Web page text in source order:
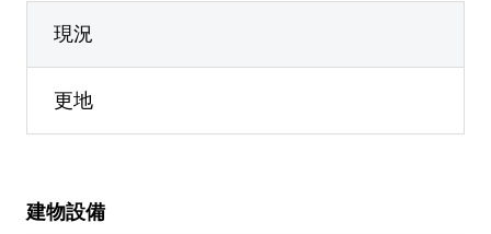
現況
更地
建物設備